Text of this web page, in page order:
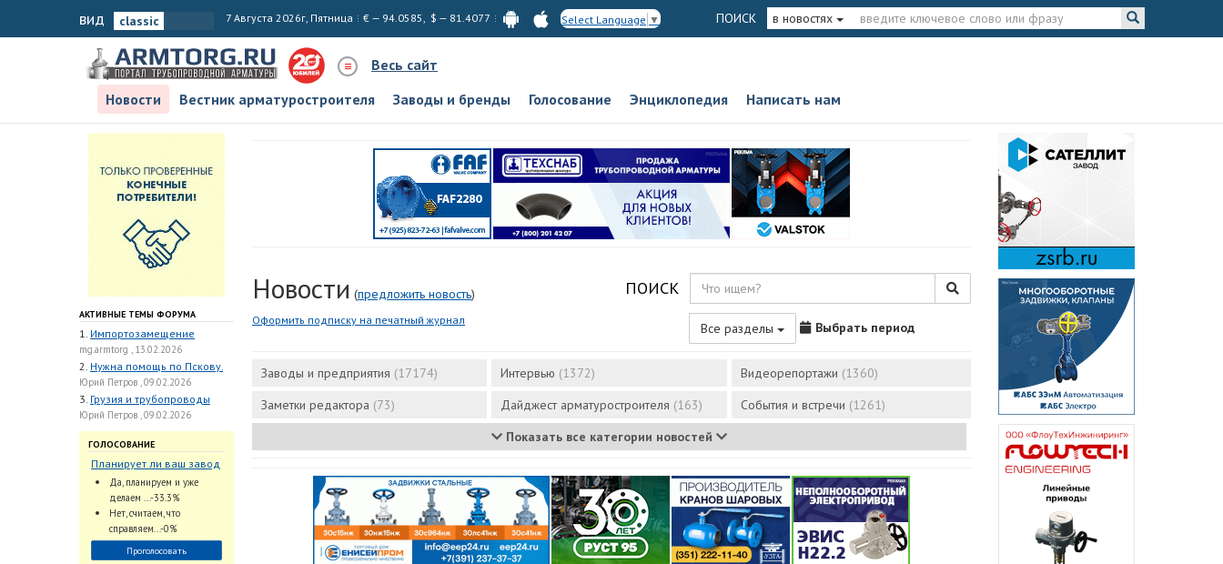
вид 7 Августа 2026г, Пятница € — 94.0585, $ — 81.4077 Select Language ▼ ПОИСК в новостях
Весь сайт
Новости
Вестник арматуростроителя Заводы и бренды Голосование Энциклопедия Написать нам
АКТИВНЫЕ ТЕМЫ ФОРУМА
1. Импортозамещение
mg.armtorg , 13.02.2026
2. Нужна помощь по Пскову.
Юрий Петров , 09.02.2026
3. Грузия и трубопроводы
Юрий Петров , 09.02.2026
ГОЛОСОВАНИЕ
Планирует ли ваш завод
использовать
промышленный
интеллект и цифровые
заказы для ускорения
обработки заказов и
оперативной отгрузки
Да, планируем и уже
делаем ...-33.3%
Нет, считаем, что
справляем...-0%
Проголосовать
Новости (предложить новость)
Оформить подписку на печатный журнал
ПОИСК
Все разделы Выбрать период
Заводы и предприятия (17174) Интервью (1372) Видеорепортажи (1360)
Заметки редактора (73) Дайджест арматуростроителя (163) События и встречи (1261)
Показать все категории новостей